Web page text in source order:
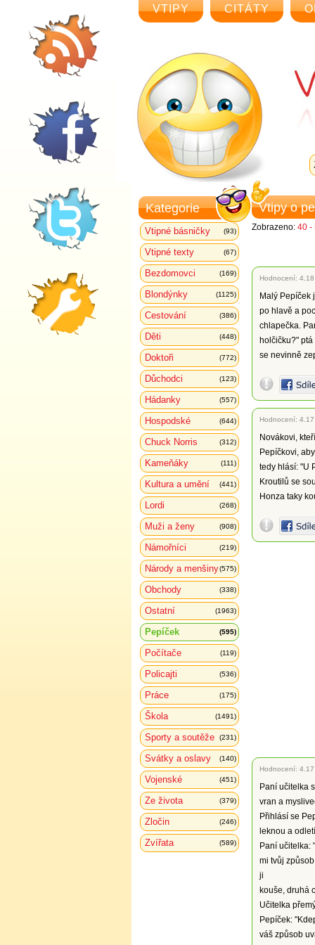
VTIPY CITÁTY
Kategorie
Vtipné básničky (93)
Vtipné texty (67)
Bezdomovci (169)
Blondýnky (1125)
Cestování (386)
Děti (448)
Doktoři (772)
Důchodci (123)
Hádanky (557)
Hospodské (644)
Chuck Norris (312)
Kameňáky (111)
Kultura a umění (441)
Lordi (268)
Muži a ženy (908)
Námořníci (219)
Národy a menšiny(575)
Obchody (338)
Ostatní (1963)
Pepíček (595)
Počítače (119)
Policajti (536)
Práce (175)
Škola (1491)
Sporty a soutěže (231)
Svátky a oslavy (140)
Vojenské (451)
Ze života (379)
Zločin (246)
Zvířata (589)
Vtipy o
Zobrazeno: 40 -
Hodnocení: 4.18
Malý Pepíček
po hlavě a
chlapečka.
holčičku?"
se nevinně
Hodnocení: 4.17
Novákovi,
Pepíčkovi,
tedy hlásí: "U
Kroutilů se
Honza taky
Hodnocení: 4.17
Paní učitelka
vran a
Přihlásí se
leknou a
Paní učitelka:
mi tvůj
ji
kouše, druhá
Učitelka
Pepíček:
váš způsob